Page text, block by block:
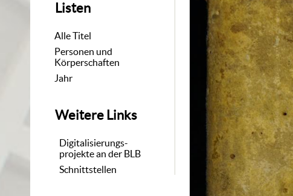
Listen
Alle Titel
Personen und
Körperschaften
Jahr
Weitere Links
Digitalisierungs-
projekte an der BLB
Schnittstellen